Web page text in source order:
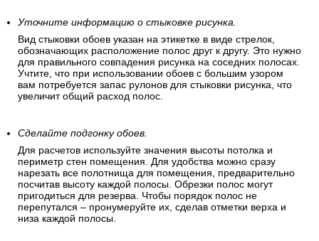
Убедитесь, что все рулоны одинаковы.
Удостоверьтесь, что все рулоны обоев имеют идентичный
рисунок, цвет и размер.
Уточните информацию о стыковке рисунка.
обозначающих расположение полос друг к другу. Это нужно
для правильного совпадения рисунка на соседних полосах.
Учтите, что при использовании обоев с большим узором
вам потребуется запас рулонов для стыковки рисунка, что
увеличит общий расход полос.
Сделайте подгонку обоев.
Для расчетов используйте значения высоты потолка и